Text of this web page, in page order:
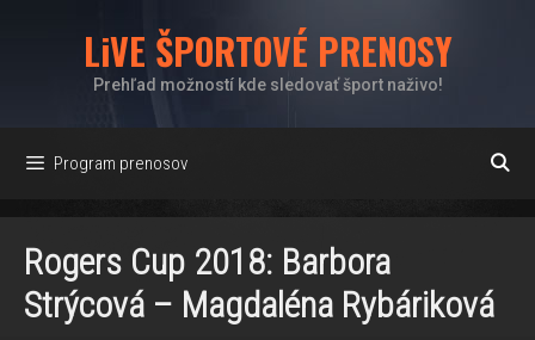
LiVE ŠPORTOVÉ PRENOSY
Prehľad možností kde sledovať šport naživo!
Program prenosov
Rogers Cup 2018: Barbora
Strýcová – Magdaléna Rybáriková